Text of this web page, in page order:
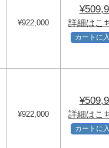
¥922,000 詳細はこ
カートに
¥922,000 詳細はこ
カートに